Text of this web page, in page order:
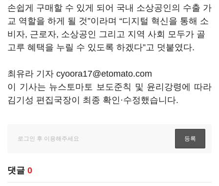
손쉽게 구매할 수 있게 되어 국내 소상공인의 수출 가
교 역할을 하게 될 것”이라며 “디지털 혁신을 통해 소
비자, 근로자, 소상공인 그리고 지역 사회 모두가 골
고루 혜택을 누릴 수 있도록 하겠다”고 덧붙였다.
최유라 기자 cyoora17@etomato.com
이 기사는 뉴스토마토 보도준칙 및 윤리강령에 따라
김기성 편집국장이 최종 확인·수정했습니다.
댓글 0